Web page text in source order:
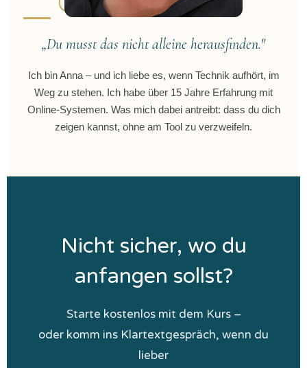
„Du musst das nicht alleine herausfinden."
Ich bin Anna – und ich liebe es, wenn Technik aufhört, im
Weg zu stehen. Ich habe über 15 Jahre Erfahrung mit
Online-Systemen. Was mich dabei antreibt: dass du dich
zeigen kannst, ohne am Tool zu verzweifeln.
Nicht sicher, wo du
anfangen sollst?
Starte kostenlos mit dem Kurs –
oder komm ins Klartextgespräch, wenn du
lieber